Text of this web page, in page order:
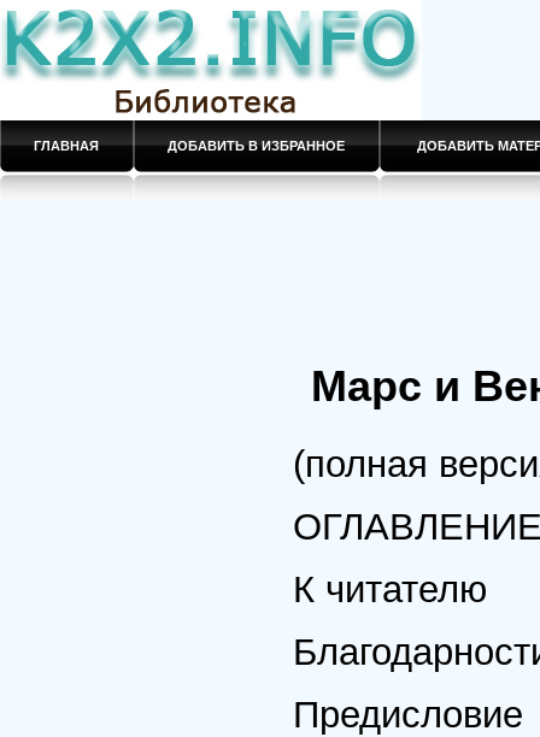
ГЛАВНАЯ ДОБАВИТЬ В ИЗБРАННОЕ ДОБАВИТЬ
Марс и
(полная
К читателю
Предисловие